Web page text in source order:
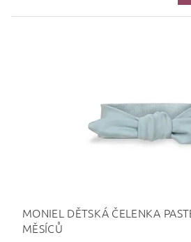
MONIEL DĚTSKÁ ČELENKA
MĚSÍCŮ